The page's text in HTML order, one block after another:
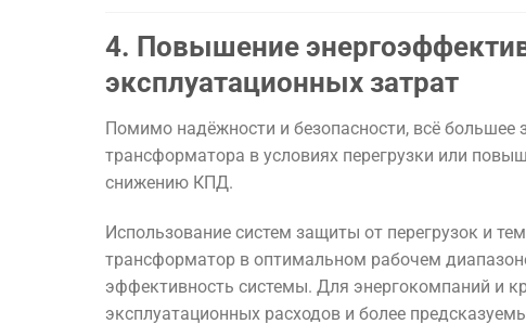
4. Повышение
эксплуатационных затрат
Помимо надёжности и безопасности, всё большее
трансформатора в условиях перегрузки или
снижению КПД.
Использование систем защиты от перегрузок и
трансформатор в оптимальном рабочем
эффективность системы. Для энергокомпаний и
эксплуатационных расходов и более